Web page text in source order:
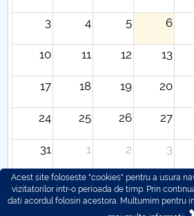
3 4 5 6
10 11 12 13
17 18 19 20
24 25 26 27
31 1 2 3
Acest site foloseste "cookies" pentru a usura
vizitatorilor intr-o perioada de timp. Prin
dati acordul folosiri acestora. Multumim pentru